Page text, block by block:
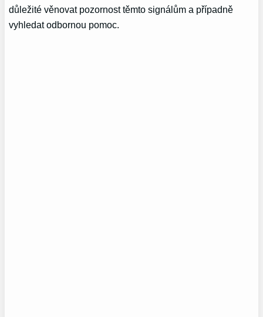
důležité věnovat pozornost těmto signálům a případně
vyhledat odbornou pomoc.